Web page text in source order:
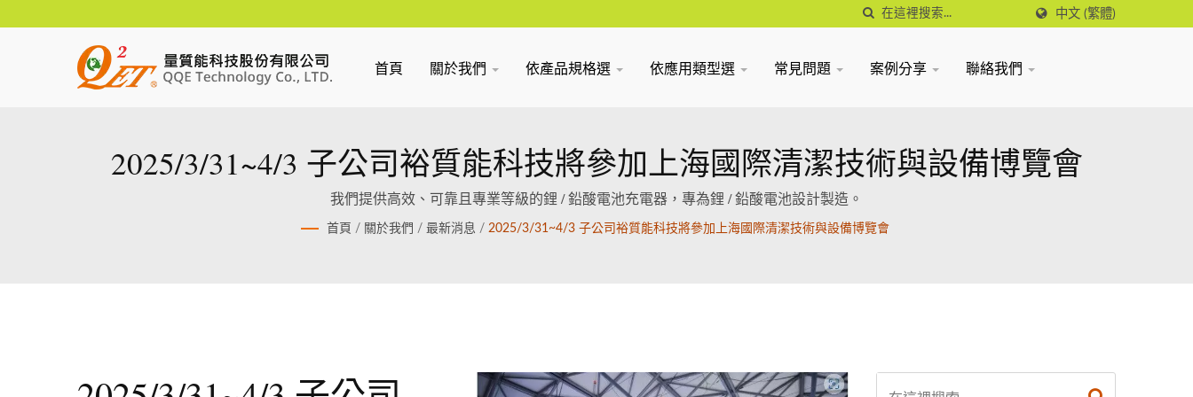
中文 (繁體)
首頁 關於我們 依產品規格選 依應用類型選 常見問題 案例分享 聯絡我們
2025/3/31~4/3 子公司裕質能科技將參加上海國際清潔技術與設備博覽會
我們提供高效、可靠且專業等級的鋰 / 鉛酸電池充電器，專為鋰 / 鉛酸電池設計製造。
首頁 / 關於我們 / 最新消息 / 2025/3/31~4/3 子公司裕質能科技將參加上海國際清潔技術與設備博覽會